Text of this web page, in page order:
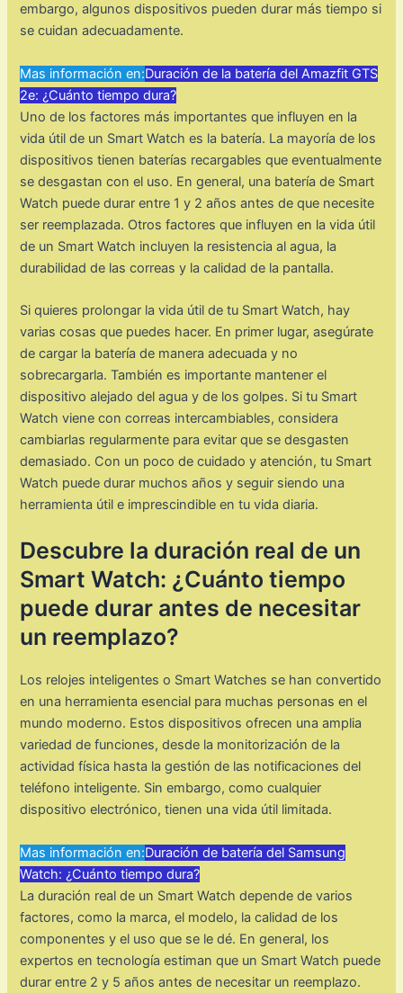
embargo, algunos dispositivos pueden durar más tiempo si
se cuidan adecuadamente.
Mas información en:Duración de la batería del Amazfit GTS
2e: ¿Cuánto tiempo dura?
Uno de los factores más importantes que influyen en la
vida útil de un Smart Watch es la batería. La mayoría de los
dispositivos tienen baterías recargables que eventualmente
se desgastan con el uso. En general, una batería de Smart
Watch puede durar entre 1 y 2 años antes de que necesite
ser reemplazada. Otros factores que influyen en la vida útil
de un Smart Watch incluyen la resistencia al agua, la
durabilidad de las correas y la calidad de la pantalla.
Si quieres prolongar la vida útil de tu Smart Watch, hay
varias cosas que puedes hacer. En primer lugar, asegúrate
de cargar la batería de manera adecuada y no
sobrecargarla. También es importante mantener el
dispositivo alejado del agua y de los golpes. Si tu Smart
Watch viene con correas intercambiables, considera
cambiarlas regularmente para evitar que se desgasten
demasiado. Con un poco de cuidado y atención, tu Smart
Watch puede durar muchos años y seguir siendo una
herramienta útil e imprescindible en tu vida diaria.
Descubre la duración real de un
Smart Watch: ¿Cuánto tiempo
puede durar antes de necesitar
un reemplazo?
Los relojes inteligentes o Smart Watches se han convertido
en una herramienta esencial para muchas personas en el
mundo moderno. Estos dispositivos ofrecen una amplia
variedad de funciones, desde la monitorización de la
actividad física hasta la gestión de las notificaciones del
teléfono inteligente. Sin embargo, como cualquier
dispositivo electrónico, tienen una vida útil limitada.
Mas información en:Duración de batería del Samsung
Watch: ¿Cuánto tiempo dura?
La duración real de un Smart Watch depende de varios
factores, como la marca, el modelo, la calidad de los
componentes y el uso que se le dé. En general, los
expertos en tecnología estiman que un Smart Watch puede
durar entre 2 y 5 años antes de necesitar un reemplazo.